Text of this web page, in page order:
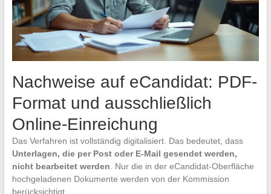
Nachweise auf eCandidat: PDF-
Format und ausschließlich
Online-Einreichung
Das Verfahren ist vollständig digitalisiert. Das bedeutet, dass
Unterlagen, die per Post oder E-Mail gesendet werden,
nicht bearbeitet werden . Nur die in der eCandidat-Oberfläche
hochgeladenen Dokumente werden von der Kommission
berücksichtigt.